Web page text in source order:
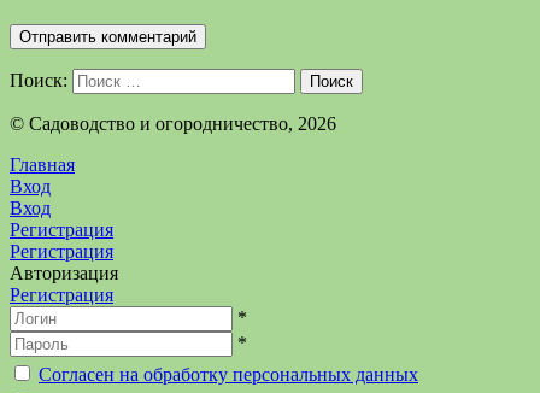
Поиск: Поиск
©️ Садоводство и огородничество, 2026
Главная
Вход
Вход
Регистрация
Регистрация
Авторизация
Регистрация
*
*
Согласен на обработку персональных данных